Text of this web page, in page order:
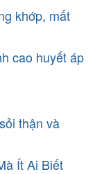
khớp, mất
cao huyết áp
thận và
Ít Ai Biết